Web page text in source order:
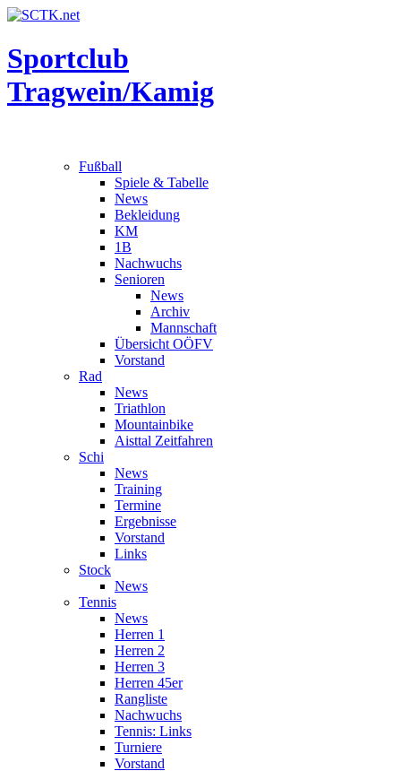
Sportclub
Tragwein/Kamig
Fußball
Spiele & Tabelle
News
Bekleidung
KM
1B
Nachwuchs
Senioren
News
Archiv
Mannschaft
Übersicht OÖFV
Vorstand
Rad
News
Triathlon
Mountainbike
Aisttal Zeitfahren
Schi
News
Training
Termine
Ergebnisse
Vorstand
Links
Stock
News
Tennis
News
Herren 1
Herren 2
Herren 3
Herren 45er
Rangliste
Nachwuchs
Tennis: Links
Turniere
Vorstand